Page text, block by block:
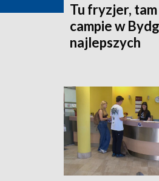
Tu fryzjer,
campie w
najlepszych